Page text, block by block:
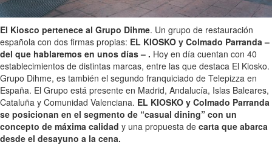
El Kiosco pertenece al Grupo Dihme. Un grupo de restauración
española con dos firmas propias: EL KIOSKO y Colmado Parranda –
del que hablaremos en unos días – . Hoy en día cuentan con 40
establecimientos de distintas marcas, entre las que destaca El Kiosko.
Grupo Dihme, es también el segundo franquiciado de Telepizza en
España. El Grupo está presente en Madrid, Andalucía, Islas Baleares,
Cataluña y Comunidad Valenciana. EL KIOSKO y Colmado Parranda
se posicionan en el segmento de “casual dining” con un
concepto de máxima calidad y una propuesta de carta que abarca
desde el desayuno a la cena.